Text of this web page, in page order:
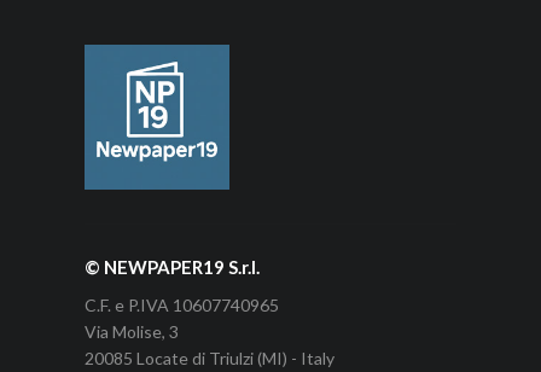
© NEWPAPER19 S.r.l.
C.F. e P.IVA 10607740965
Via Molise, 3
20085 Locate di Triulzi (MI) - Italy